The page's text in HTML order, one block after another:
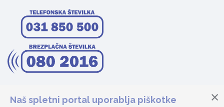
Naš spletni portal uporablja piškotke